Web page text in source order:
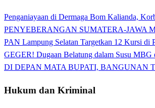
Penganiayaan di Dermaga Bom Kalianda,
PENYEBERANGAN SUMATERA-JAWA
PAN Lampung Selatan Targetkan 12 Kursi di
GEGER! Dugaan Belatung dalam Susu MBG
DI DEPAN MATA BUPATI, BANGUNAN
Hukum dan Kriminal